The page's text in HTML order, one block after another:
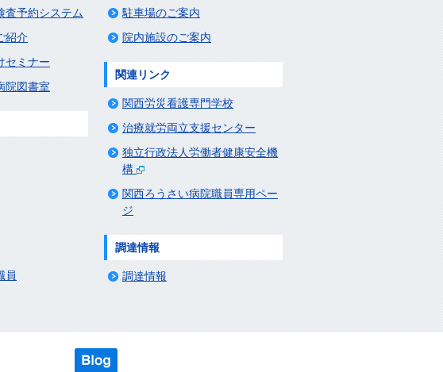
査予約システム
紹介
セミナー
院図書室
員
駐車場のご案内
院内施設のご案内
関連リンク
関西労災看護専門学校
治療就労両立支援センター
独立行政法人労働者健康安全機
構
関西ろうさい病院職員専用ペー
ジ
調達情報
調達情報